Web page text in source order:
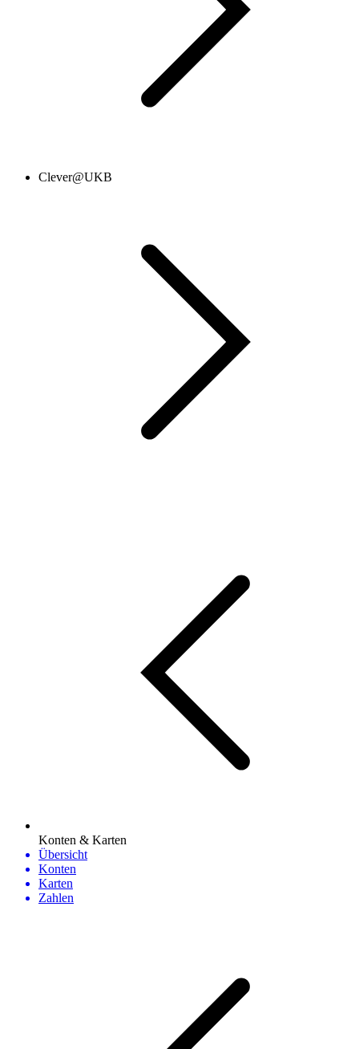
Clever@UKB
Konten & Karten
Übersicht
Konten
Karten
Zahlen